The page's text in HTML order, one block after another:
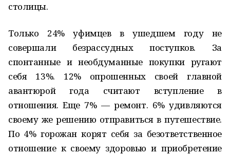
столицы.
Только 24% уфимцев в ушедшем году не
совершали безрассудных поступков. За
спонтанные и необдуманные покупки ругают
себя 13%. 12% опрошенных своей главной
авантюрой года считают вступление в
отношения. Еще 7% — ремонт. 6% удивляются
своему же решению отправиться в путешествие.
По 4% горожан корят себя за безответственное
отношение к своему здоровью и приобретение